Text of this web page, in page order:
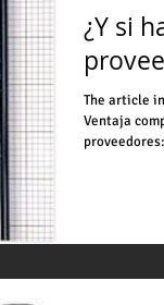
¿Y si
The article
Ventaja